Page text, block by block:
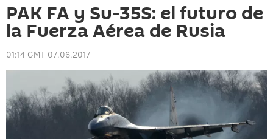
PAK FA y Su-35S: el futuro de
la Fuerza Aérea de Rusia
01:14 GMT 07.06.2017